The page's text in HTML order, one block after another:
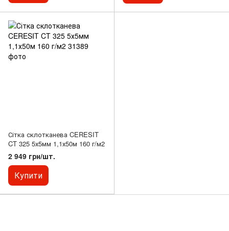
Сітка склотканева CERESIT
CT 325 5х5мм 1,1х50м 160 г/м2
2 949 грн/шт.
Купити